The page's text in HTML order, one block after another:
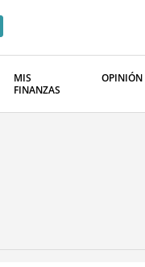
MIS
FINANZAS
OPINIÓN